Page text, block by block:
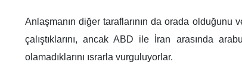
Anlaşmanın diğer taraflarının da orada olduğunu
çalıştıklarını, ancak ABD ile İran arasında
olamadıklarını ısrarla vurguluyorlar.